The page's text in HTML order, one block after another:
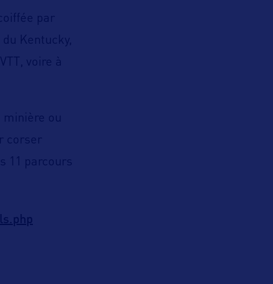
par
Kentucky,
voire à
minière ou
corser
11 parcours